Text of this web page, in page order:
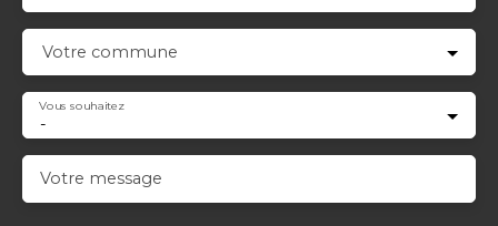
Votre commune
-
Vous souhaitez
Votre message